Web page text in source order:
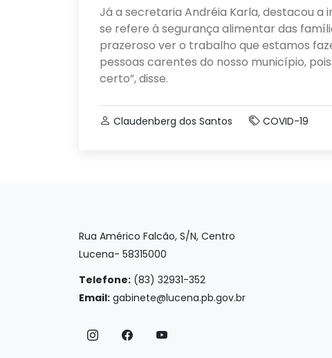
Já a secretaria Andréia Karla, destacou
se refere à segurança alimentar das
prazeroso ver o trabalho que estamos
pessoas carentes do nosso município,
certo”, disse.
Claudenberg dos Santos COVID-19
Rua Américo Falcão, S/N, Centro
Lucena- 58315000
Telefone: (83) 32931-352
Email: gabinete@lucena.pb.gov.br